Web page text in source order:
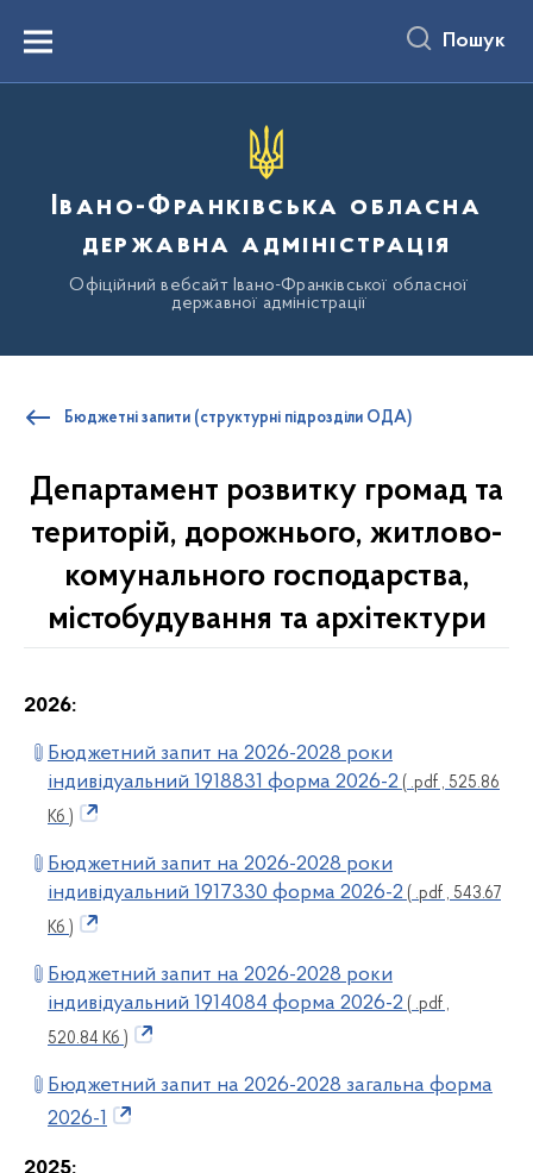
вмістуMenu Пошук
Івано-Франківська обласна
державна адміністрація
Офіційний вебсайт Івано-Франківської обласної
державної адміністрації
Бюджетні запити (структурні підрозділи ОДА)
Департамент розвитку громад та
територій, дорожнього, житлово-
комунального господарства,
містобудування та архітектури
2026:
Бюджетний запит на 2026-2028 роки
індивідуальний 1918831 форма 2026-2 ( .pdf , 525.86
Кб )
Бюджетний запит на 2026-2028 роки
індивідуальний 1917330 форма 2026-2 ( .pdf , 543.67
Кб )
Бюджетний запит на 2026-2028 роки
індивідуальний 1914084 форма 2026-2 ( .pdf ,
520.84 Кб )
Бюджетний запит на 2026-2028 загальна форма
2026-1